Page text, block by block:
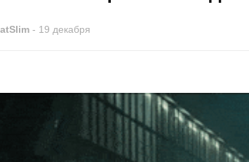
- 19 декабря